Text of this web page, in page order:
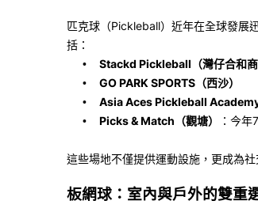
匹克球（Pickleball）近年在全球發展
括：
• Stackd Pickleball （灣仔合和商
• GO PARK SPORTS （西沙）
• Asia Aces Pickleball
• Picks & Match （觀塘） ：今年7
這些場地不僅提供運動設施，更成為
板網球：室內與戶外的雙重